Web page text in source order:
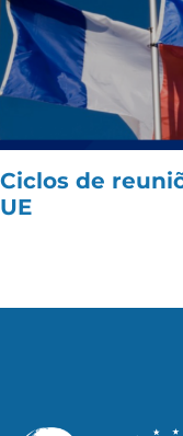
Ciclos de
UE